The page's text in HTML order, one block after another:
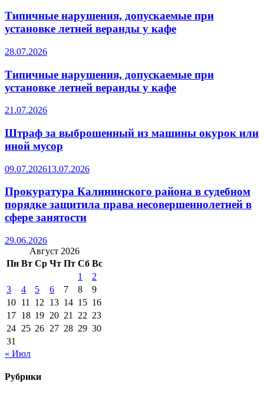
Типичные нарушения, допускаемые при
установке летней веранды у кафе
28.07.2026
Типичные нарушения, допускаемые при
установке летней веранды у кафе
21.07.2026
Штраф за выброшенный из машины окурок или
иной мусор
09.07.202613.07.2026
Прокуратура Калининского района в судебном
порядке защитила права несовершеннолетней в
сфере занятости
29.06.2026
Август 2026
Пн Вт Ср Чт Пт Сб Вс
1
2
3
4 5 6 7 8
9
10 11 12 13 14 15 16
17 18 19 20 21 22 23
24 25 26 27 28 29 30
31
« Июл
Рубрики